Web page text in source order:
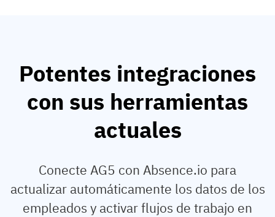
Potentes integraciones
con sus herramientas
actuales
Conecte AG5 con Absence.io para
actualizar automáticamente los datos de los
empleados y activar flujos de trabajo en